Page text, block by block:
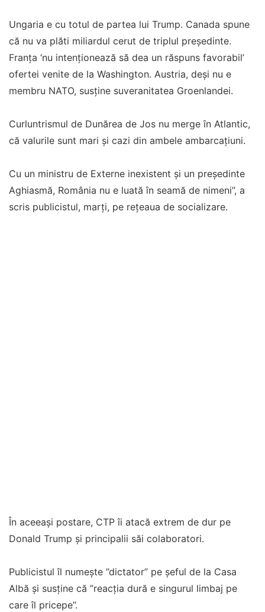
Ungaria e cu totul de partea lui Trump. Canada spune
că nu va plăti miliardul cerut de triplul președinte.
Franța ‘nu intenționează să dea un răspuns favorabil’
ofertei venite de la Washington. Austria, deși nu e
membru NATO, susține suveranitatea Groenlandei.
Curluntrismul de Dunărea de Jos nu merge în Atlantic,
că valurile sunt mari și cazi din ambele ambarcațiuni.
Cu un ministru de Externe inexistent și un președinte
Aghiasmă, România nu e luată în seamă de nimeni”, a
scris publicistul, marți, pe rețeaua de socializare.
În aceeași postare, CTP îi atacă extrem de dur pe
Donald Trump și principalii săi colaboratori.
Publicistul îl numește ”dictator” pe șeful de la Casa
Albă și susține că ”reacția dură e singurul limbaj pe
care îl pricepe”.